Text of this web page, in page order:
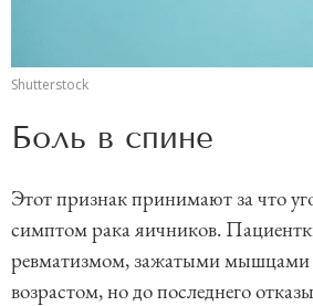
Shutterstock
Боль в спине
Этот признак принимают за что
симптом рака яичников.
ревматизмом, зажатыми мышцами
возрастом, но до последнего